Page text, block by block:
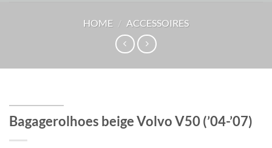
HOME / ACCESSOIRES
Bagagerolhoes beige Volvo V50 (’04-’07)